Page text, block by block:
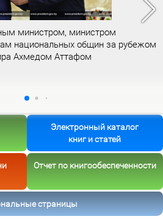
министром, министром
национальных общин за рубежом
Ахмедом Аттафом
Электронный каталог
книг и статей
Отчет по книгообеспеченности
страницы